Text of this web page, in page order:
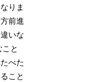
りま
前進
いな
と
べた
こと